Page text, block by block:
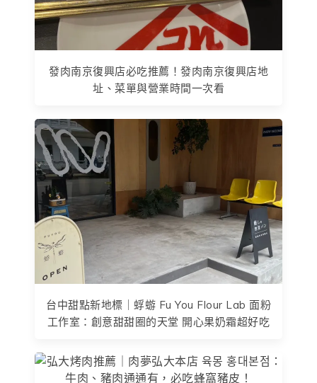
發肉南京復興店必吃推薦！發肉南京復興店地
址、菜單與營業時間一次看
台中甜點新地標｜蜉蝣 Fu You Flour Lab 面粉
工作室：創意甜甜圈的天堂 開心果奶霜超好吃